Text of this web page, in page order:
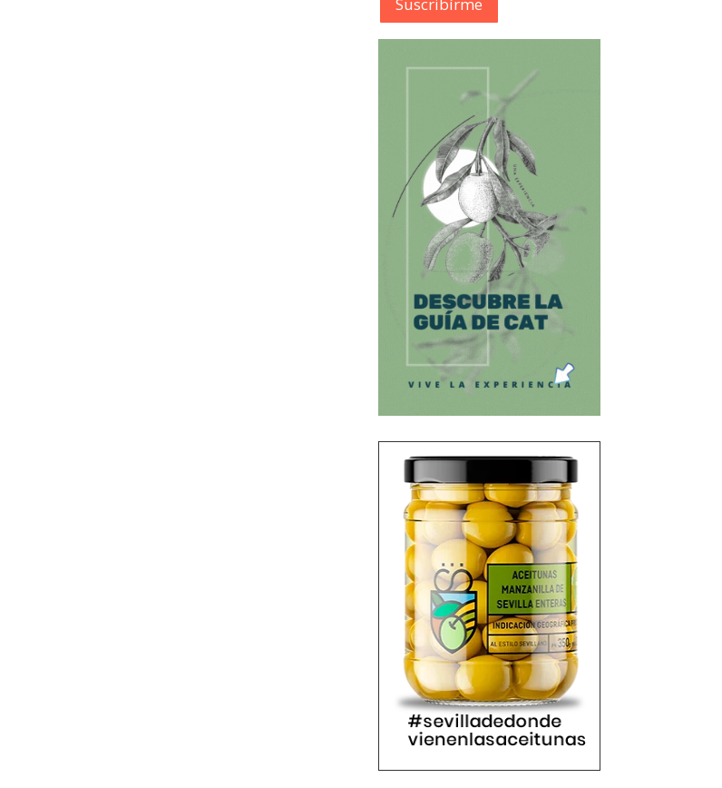
Suscribírme